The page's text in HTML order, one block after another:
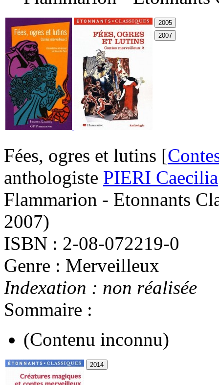
Fées, ogres et lutins [
anthologiste PIERI Caecilia
Flammarion - Etonnants
2007)
ISBN : 2-08-072219-0
Genre : Merveilleux
Indexation : non réalisée
Sommaire :
(Contenu inconnu)